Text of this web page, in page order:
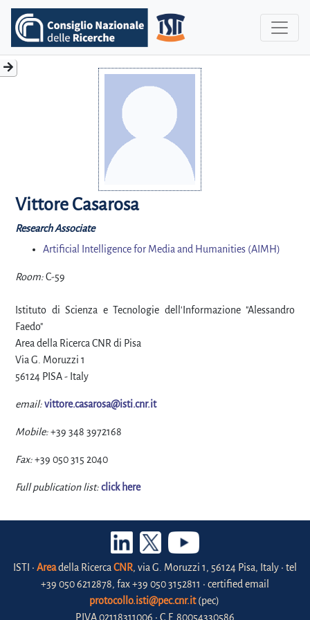
Vittore Casarosa
Research Associate
Artificial Intelligence for Media and Humanities (AIMH)
Room:C-59
Istituto di Scienza e Tecnologie dell'Informazione "Alessandro
Faedo"
Area della Ricerca CNR di Pisa
Via G. Moruzzi 1
56124 PISA - Italy
email:vittore.casarosa@isti.cnr.it
Mobile:+39 348 3972168
Fax:+39 050 315 2040
Full publication list:click here
ISTI • Areadella Ricerca CNR, via G. Moruzzi 1, 56124 Pisa, Italy • tel
+39 050 6212878, fax +39 050 3152811 • certified email
protocollo.isti@pec.cnr.it(pec)
P.IVA 02118311006 • C.F. 80054330586